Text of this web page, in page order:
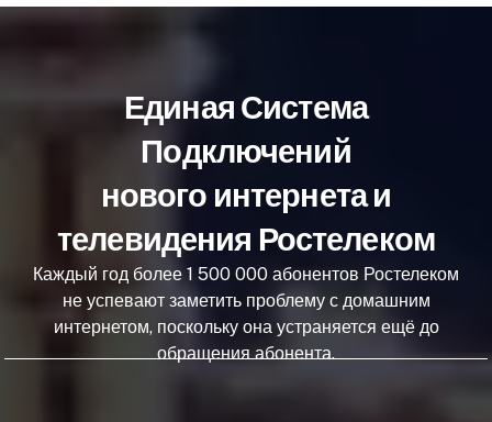
Единая Система
Подключений
нового интернета и
телевидения Ростелеком
Каждый год более 1 500 000 абонентов Ростелеком
не успевают заметить проблему с домашним
интернетом, поскольку она устраняется ещё до
обращения абонента.